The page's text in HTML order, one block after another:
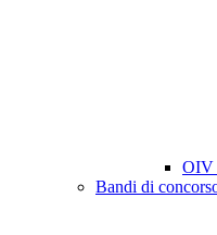
OIV
Bandi di